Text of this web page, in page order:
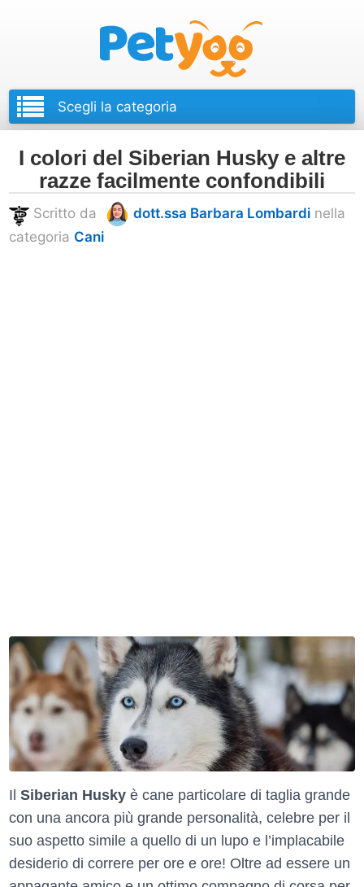
I colori del Siberian Husky e altre
razze facilmente confondibili
Scritto da dott.ssa Barbara Lombardi nella
categoria Cani
Il Siberian Husky è cane particolare di taglia grande
con una ancora più grande personalità, celebre per il
suo aspetto simile a quello di un lupo e l’implacabile
desiderio di correre per ore e ore! Oltre ad essere un